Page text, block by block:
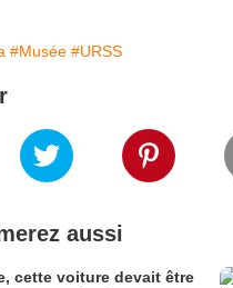
#Musée #URSS
aussi
cette voiture devait être